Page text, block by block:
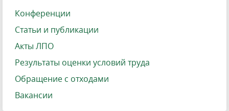
Конференции
Статьи и публикации
Акты ЛПО
Результаты оценки условий труда
Обращение с отходами
Вакансии